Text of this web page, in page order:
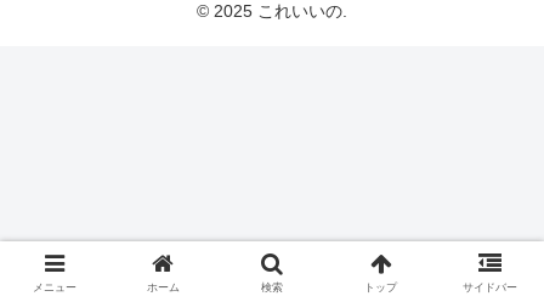
© 2025 これいいの.
メニュー ホーム 検索 トップ サイドバー